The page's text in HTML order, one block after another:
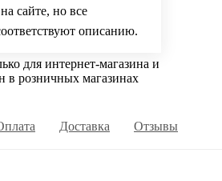
сайте, но все
описанию.
для интернет-магазина и
в розничных магазинах
Доставка Отзывы